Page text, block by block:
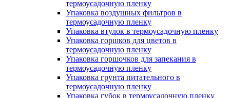
термоусадочную пленку
Упаковка воздушных фильтров в
термоусадочную пленку
Упаковка втулок в термоусадочную пленку
Упаковка горшков для цветов в
термоусадочную пленку
Упаковка горшочков для запекания в
термоусадочную пленку
Упаковка грунта питательного в
термоусадочную пленку
Упаковка губок в термоусадочную пленку